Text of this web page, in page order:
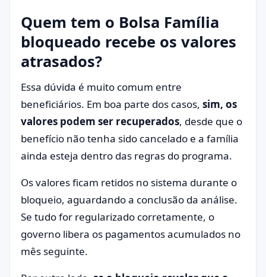
Quem tem o Bolsa Família
bloqueado recebe os valores
atrasados?
Essa dúvida é muito comum entre
beneficiários. Em boa parte dos casos, sim, os
valores podem ser recuperados, desde que o
benefício não tenha sido cancelado e a família
ainda esteja dentro das regras do programa.
Os valores ficam retidos no sistema durante o
bloqueio, aguardando a conclusão da análise.
Se tudo for regularizado corretamente, o
governo libera os pagamentos acumulados no
mês seguinte.